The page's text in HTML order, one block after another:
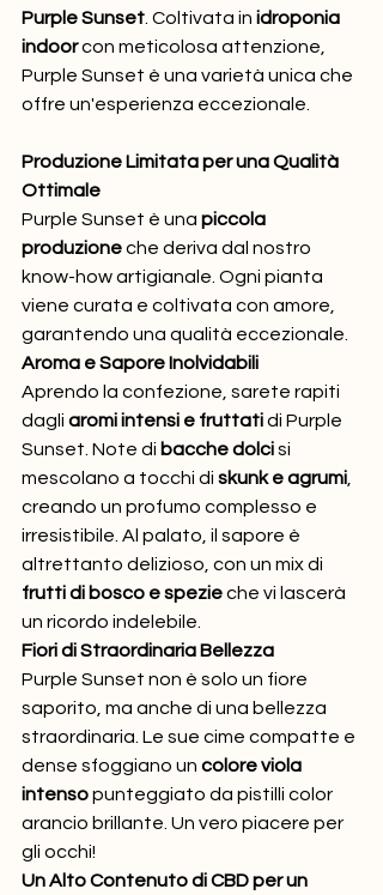
Purple Sunset . Coltivata in idroponia
indoor con meticolosa attenzione,
Purple Sunset è una varietà unica che
offre un'esperienza eccezionale.
Produzione Limitata per una Qualità
Ottimale
Purple Sunset è una piccola
produzione che deriva dal nostro
know-how artigianale. Ogni pianta
viene curata e coltivata con amore,
garantendo una qualità eccezionale.
Aroma e Sapore Inolvidabili
Aprendo la confezione, sarete rapiti
dagli aromi intensi e fruttati di Purple
Sunset. Note di bacche dolci si
mescolano a tocchi di skunk e agrumi
creando un profumo complesso e
irresistibile. Al palato, il sapore è
altrettanto delizioso, con un mix di
frutti di bosco e spezie che vi lascerà
un ricordo indelebile.
Fiori di Straordinaria Bellezza
Purple Sunset non è solo un fiore
saporito, ma anche di una bellezza
straordinaria. Le sue cime compatte e
dense sfoggiano un colore viola
intenso punteggiato da pistilli color
arancio brillante. Un vero piacere per
gli occhi!
Un Alto Contenuto di CBD per un